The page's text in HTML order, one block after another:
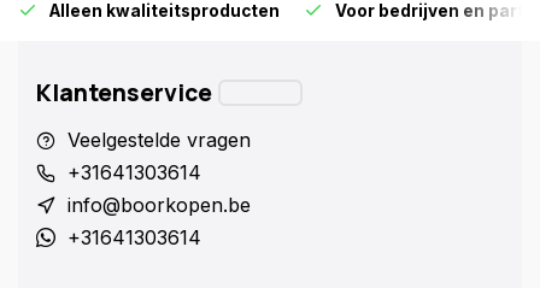
Alleen kwaliteitsproducten Voor bedrijven en
Klantenservice
Veelgestelde vragen
+31641303614
info@boorkopen.be
+31641303614